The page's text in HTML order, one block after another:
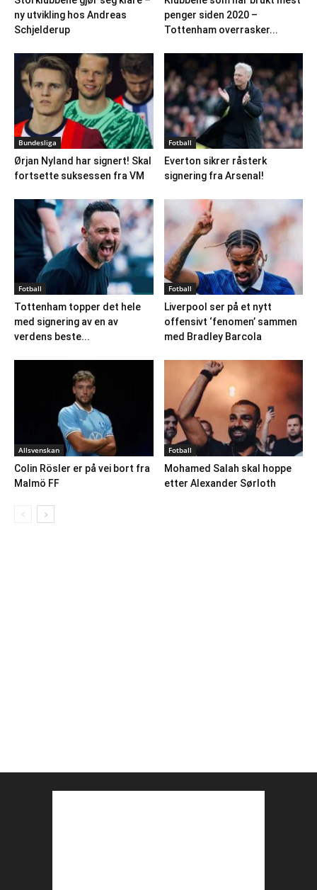
ny utvikling hos Andreas
Schjelderup
penger siden 2020 –
Tottenham overrasker...
Bundesliga
Ørjan Nyland har signert! Skal
fortsette suksessen fra VM
Fotball
Everton sikrer råsterk
signering fra Arsenal!
Fotball
Tottenham topper det hele
med signering av en av
verdens beste...
Fotball
Liverpool ser på et nytt
offensivt ‘fenomen’ sammen
med Bradley Barcola
Allsvenskan
Colin Rösler er på vei bort fra
Malmö FF
Fotball
Mohamed Salah skal hoppe
etter Alexander Sørloth